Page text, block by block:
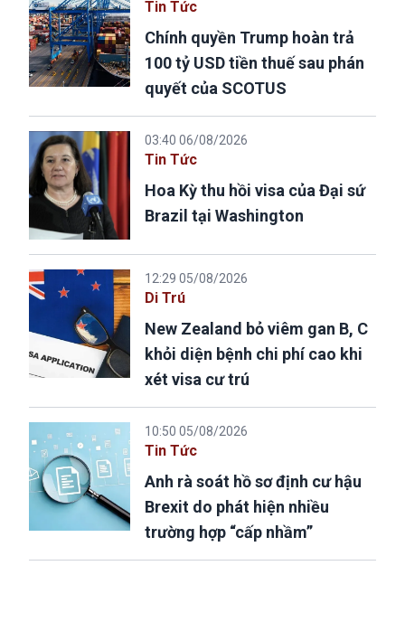
Tin Tức
Chính quyền Trump hoàn trả
100 tỷ USD tiền thuế sau phán
quyết của SCOTUS
03:40 06/08/2026
Tin Tức
Hoa Kỳ thu hồi visa của Đại sứ
Brazil tại Washington
12:29 05/08/2026
Di Trú
New Zealand bỏ viêm gan B, C
khỏi diện bệnh chi phí cao khi
xét visa cư trú
10:50 05/08/2026
Tin Tức
Anh rà soát hồ sơ định cư hậu
Brexit do phát hiện nhiều
trường hợp “cấp nhầm”